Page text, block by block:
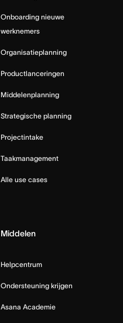
Onboarding nieuwe
werknemers
Organisatieplanning
Productlanceringen
Middelenplanning
Strategische planning
Projectintake
Taakmanagement
Alle use cases
Middelen
Helpcentrum
Ondersteuning krijgen
Asana Academie